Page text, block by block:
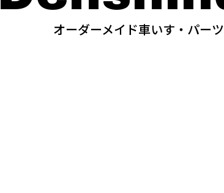
オーダーメイド車いす・パー